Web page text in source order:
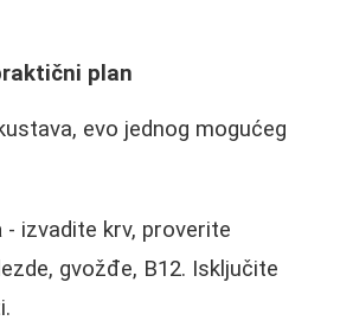
plan
evo jednog mogućeg
- izvadite krv, proverite
gvožđe, B12. Isključite